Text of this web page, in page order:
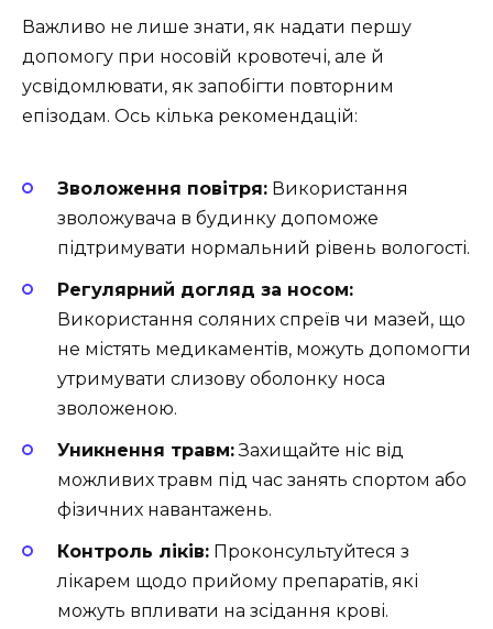
Важливо не лише знати, як надати першу
допомогу при носовій кровотечі, але й
усвідомлювати, як запобігти повторним
епізодам. Ось кілька рекомендацій:
Зволоження повітря: Використання
зволожувача в будинку допоможе
підтримувати нормальний рівень вологості.
Регулярний догляд за носом:
Використання соляних спреїв чи мазей, що
не містять медикаментів, можуть допомогти
утримувати слизову оболонку носа
зволоженою.
Уникнення травм:Захищайте ніс від
можливих травм під час занять спортом або
фізичних навантажень.
Контроль ліків: Проконсультуйтеся з
лікарем щодо прийому препаратів, які
можуть впливати на зсідання крові.